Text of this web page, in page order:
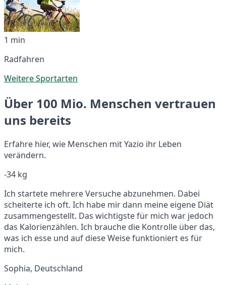
1 min
Radfahren
Weitere Sportarten
Über 100 Mio. Menschen vertrauen
uns bereits
Erfahre hier, wie Menschen mit Yazio ihr Leben
verändern.
-34 kg
Ich startete mehrere Versuche abzunehmen. Dabei
scheiterte ich oft. Ich habe mir dann meine eigene Diät
zusammengestellt. Das wichtigste für mich war jedoch
das Kalorienzählen. Ich brauche die Kontrolle über das,
was ich esse und auf diese Weise funktioniert es für
mich.
Sophia, Deutschland